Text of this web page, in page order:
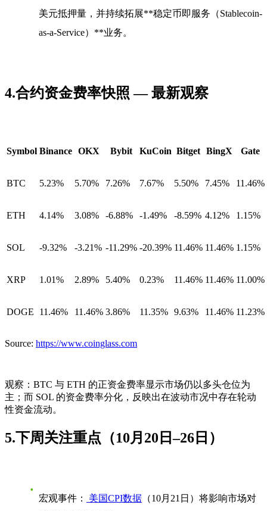
美元抵押量 ，并持续拓展**稳定币即服务（Stablecoin-
as-a-Service）**业务。
4.合约资金费率快照 — 最新观察
Symbol Binance OKX Bybit KuCoin Bitget BingX Gate
BTC 5.23% 5.70% 7.26% 7.67% 5.50% 7.45% 11.46%
ETH 4.14% 3.08% -6.88% -1.49% -8.59% 4.12% 1.15%
SOL -9.32% -3.21% -11.29% -20.39% 11.46% 11.46% 1.15%
XRP 1.01% 2.89% 5.40% 0.23% 11.46% 11.46% 11.00%
DOGE 11.46% 11.46% 3.86% 11.35% 9.63% 11.46% 11.23%
Source: https://www.coinglass.com
观察： BTC 与 ETH 的正资金费率显示市场仍以多头仓位为
主；而 SOL 的资金费率分化，反映出在波动市况中存在轮动
性资金流动。
5.下周关注重点（10月20日–26日）
宏观事件： 美国CPI数据 （10月21日）将影响市场对